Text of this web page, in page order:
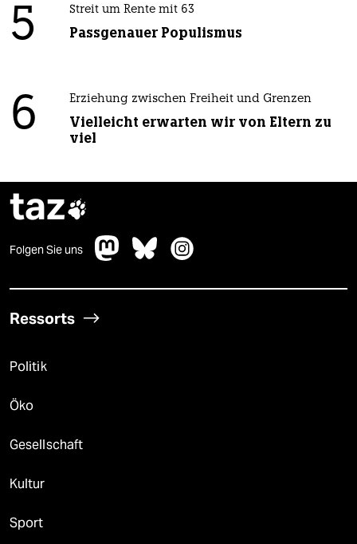
5 Streit um Rente mit 63
Passgenauer Populismus
6 Erziehung zwischen Freiheit und Grenzen
Vielleicht erwarten wir von Eltern zu
viel
taz
Folgen Sie uns
Ressorts
Politik
Öko
Gesellschaft
Kultur
Sport